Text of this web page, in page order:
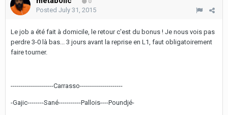
Posted July 31, 2015
Le job a été fait à domicile, le retour c'est du bonus ! Je nous vois pas
perdre 3-0 là bas... 3 jours avant la reprise en L1, faut obligatoirement
faire tourner.
---------------------Carrasso---------------------
-Gajic--------Sané-----------Pallois----Poundjé-